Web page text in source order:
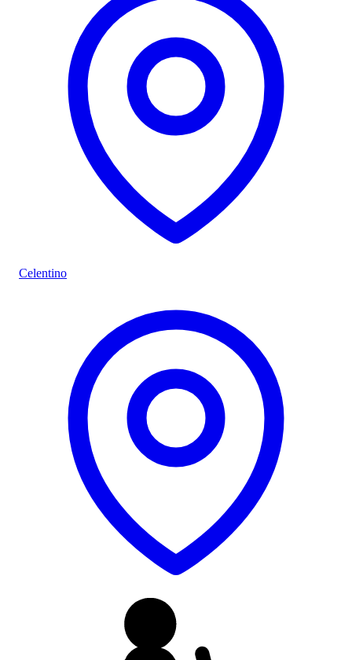
Celentino